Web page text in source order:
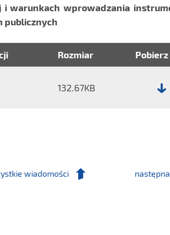
i warunkach wprowadzania
publicznych
Rozmiar Pobierz
132.67KB
wiadomości następna